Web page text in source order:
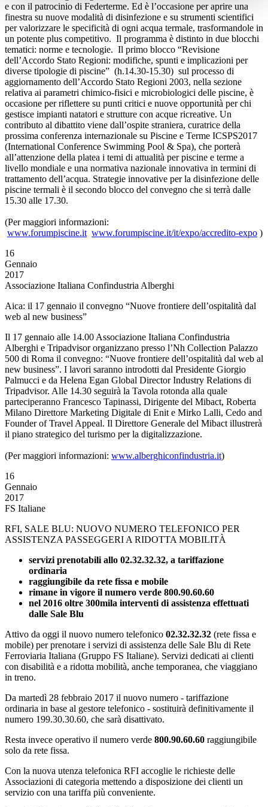
e con il patrocinio di Federterme. Ed è l’occasione per aprire una
finestra su nuove modalità di disinfezione e su strumenti scientifici
per valorizzare le specificità di ogni acqua termale, trasformandole in
un potente plus competitivo. Il programma è distinto in due blocchi
tematici: norme e tecnologie. Il primo blocco “Revisione
dell’Accordo Stato Regioni: modifiche, spunti e implicazioni per
diverse tipologie di piscine” (h.14.30-15.30) sul processo di
aggiornamento dell’Accordo Stato Regioni 2003, nella sezione
relativa ai parametri chimico-fisici e microbiologici delle piscine, è
occasione per riflettere su punti critici e nuove opportunità per chi
gestisce impianti natatori e strutture con acque ricreative. Un
contributo al dibattito viene dall’ospite straniera, curatrice della
prossima conferenza internazionale su Piscine e Terme ICSPS2017
(International Conference Swimming Pool & Spa), che porterà
all’attenzione della platea i temi di attualità per piscine e terme a
livello mondiale e una normativa nazionale innovativa in termini di
trattamento dell’acqua. Strategie innovative per la disinfezione delle
piscine termali è il secondo blocco del convegno che si terrà dalle
15.30 alle 17.30.
(Per maggiori informazioni:
www.forumpiscine.it www.forumpiscine.it/it/expo/accredito-expo )
16
Gennaio
2017
Associazione Italiana Confindustria Alberghi
Aica: il 17 gennaio il convegno “Nuove frontiere dell’ospitalità dal
web al new business”
Il 17 gennaio alle 14.00 Associazione Italiana Confindustria
Alberghi e Tripadvisor organizzano presso l’Nh Collection Palazzo
500 di Roma il convegno: “Nuove frontiere dell’ospitalità dal web al
new business”. I lavori saranno introdotti dal Presidente Giorgio
Palmucci e da Helena Egan Global Director Industry Relations di
Tripadvisor. Alle 14.30 seguirà la Tavola rotonda alla quale
parteciperanno Francesco Tapinassi, Dirigente del Mibact, Roberta
Milano Direttore Marketing Digitale di Enit e Mirko Lalli, Cedo and
Founder of Travel Appeal. Il Direttore Generale del Mibact illustrerà
il piano strategico del turismo per la digitalizzazione.
(Per maggiori informazioni: www.alberghiconfindustria.it)
16
Gennaio
2017
FS Italiane
RFI, SALE BLU: NUOVO NUMERO TELEFONICO PER
ASSISTENZA PASSEGGERI A RIDOTTA MOBILITÀ
servizi prenotabili allo 02.32.32.32, a tariffazione
ordinaria
raggiungibile da rete fissa e mobile
rimane in vigore il numero verde 800.90.60.60
nel 2016 oltre 300mila interventi di assistenza effettuati
dalle Sale Blu
Attivo da oggi il nuovo numero telefonico 02.32.32.32 (rete fissa e
mobile) per prenotare i servizi di assistenza delle Sale Blu di Rete
Ferroviaria Italiana (Gruppo FS Italiane). Servizi dedicati ai clienti
con disabilità e a ridotta mobilità, anche temporanea, che viaggiano
in treno.
Da martedì 28 febbraio 2017 il nuovo numero - tariffazione
ordinaria in base al gestore telefonico - sostituirà definitivamente il
numero 199.30.30.60, che sarà disattivato.
Resta invece operativo il numero verde 800.90.60.60 raggiungibile
solo da rete fissa.
Con la nuova utenza telefonica RFI accoglie le richieste delle
Associazioni di categoria mettendo a disposizione dei clienti un
servizio con una tariffa più conveniente.